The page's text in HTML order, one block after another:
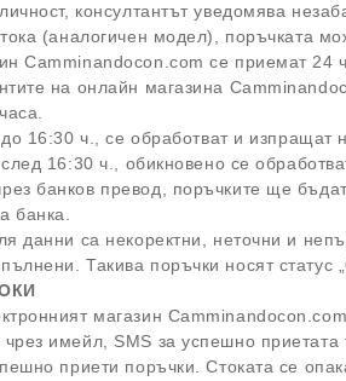
консултантът уведомява
(аналогичен модел), поръчката
Camminandocon.com се приемат
на онлайн магазина
16:30 ч., се обработват и
16:30 ч., обикновено се
банков превод, поръчките ще
банка.
данни са некоректни, неточни и
Такива поръчки носят
магазин
чрез имейл, SMS за успешно
приети поръчки. Стоката се